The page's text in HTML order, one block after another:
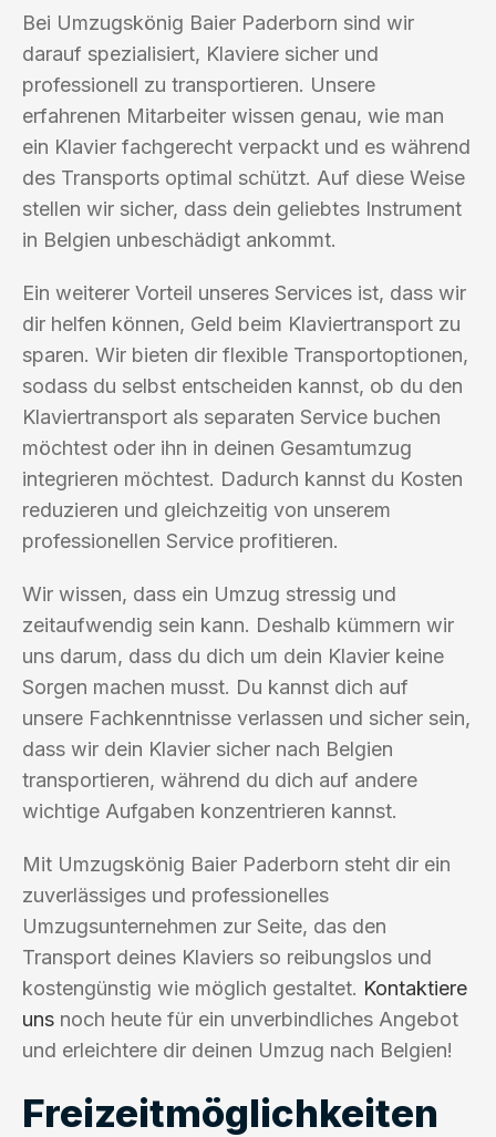
Bei Umzugskönig Baier Paderborn sind wir
darauf spezialisiert, Klaviere sicher und
professionell zu transportieren. Unsere
erfahrenen Mitarbeiter wissen genau, wie man
ein Klavier fachgerecht verpackt und es während
des Transports optimal schützt. Auf diese Weise
stellen wir sicher, dass dein geliebtes Instrument
in Belgien unbeschädigt ankommt.
Ein weiterer Vorteil unseres Services ist, dass wir
dir helfen können, Geld beim Klaviertransport zu
sparen. Wir bieten dir flexible Transportoptionen,
sodass du selbst entscheiden kannst, ob du den
Klaviertransport als separaten Service buchen
möchtest oder ihn in deinen Gesamtumzug
integrieren möchtest. Dadurch kannst du Kosten
reduzieren und gleichzeitig von unserem
professionellen Service profitieren.
Wir wissen, dass ein Umzug stressig und
zeitaufwendig sein kann. Deshalb kümmern wir
uns darum, dass du dich um dein Klavier keine
Sorgen machen musst. Du kannst dich auf
unsere Fachkenntnisse verlassen und sicher sein,
dass wir dein Klavier sicher nach Belgien
transportieren, während du dich auf andere
wichtige Aufgaben konzentrieren kannst.
Mit Umzugskönig Baier Paderborn steht dir ein
zuverlässiges und professionelles
Umzugsunternehmen zur Seite, das den
Transport deines Klaviers so reibungslos und
kostengünstig wie möglich gestaltet. Kontaktiere
uns noch heute für ein unverbindliches Angebot
und erleichtere dir deinen Umzug nach Belgien!
Freizeitmöglichkeiten